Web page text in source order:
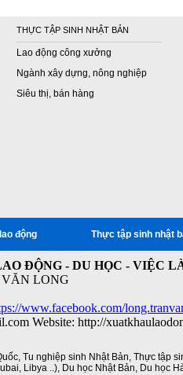
THỰC TẬP SINH NHẬT BẢN
Lao động công xưởng
Ngành xây dựng, nông nghiệp
Siêu thị, bán hàng
động Thực tập sinh nhật
ĐỘNG - DU HỌC - VIỆC
LONG
www.facebook.com/
Website: http://
, Tu nghiệp sinh Nhật Bản, Thực tập
, Libya ..), Du học Nhật Bản, Du học